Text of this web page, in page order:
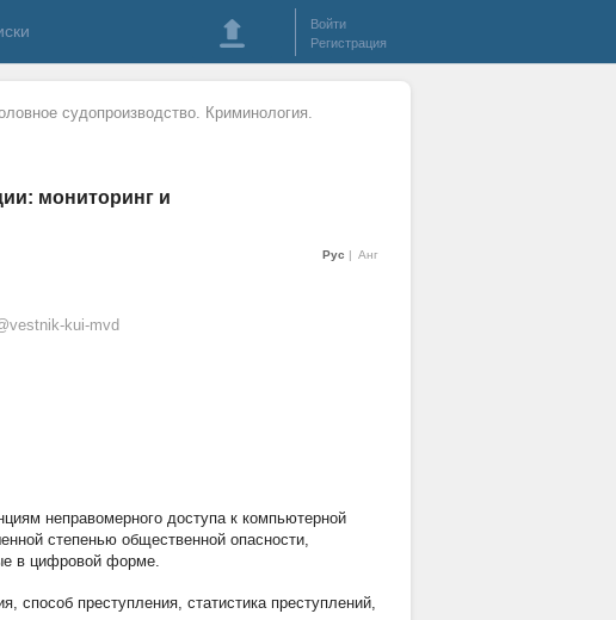
Войти
Регистрация
судопроизводство. Криминология.
мониторинг и
Рус Анг
kui-mvd
неправомерного доступа к компьютерной
степенью общественной опасности,
в цифровой форме.
, способ преступления, статистика преступлений,